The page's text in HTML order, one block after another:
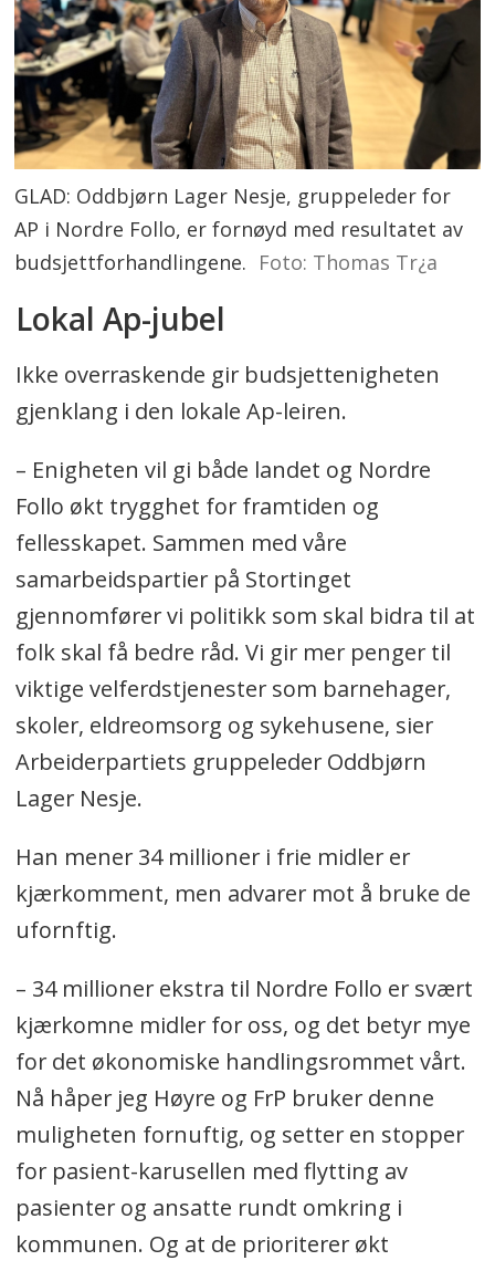
GLAD: Oddbjørn Lager Nesje, gruppeleder for
AP i Nordre Follo, er fornøyd med resultatet av
budsjettforhandlingene. Foto: Thomas Tr¿a
Lokal Ap-jubel
Ikke overraskende gir budsjettenigheten
gjenklang i den lokale Ap-leiren.
– Enigheten vil gi både landet og Nordre
Follo økt trygghet for framtiden og
fellesskapet. Sammen med våre
samarbeidspartier på Stortinget
gjennomfører vi politikk som skal bidra til at
folk skal få bedre råd. Vi gir mer penger til
viktige velferdstjenester som barnehager,
skoler, eldreomsorg og sykehusene, sier
Arbeiderpartiets gruppeleder Oddbjørn
Lager Nesje.
Han mener 34 millioner i frie midler er
kjærkomment, men advarer mot å bruke de
ufornftig.
– 34 millioner ekstra til Nordre Follo er svært
kjærkomne midler for oss, og det betyr mye
for det økonomiske handlingsrommet vårt.
Nå håper jeg Høyre og FrP bruker denne
muligheten fornuftig, og setter en stopper
for pasient-karusellen med flytting av
pasienter og ansatte rundt omkring i
kommunen. Og at de prioriterer økt